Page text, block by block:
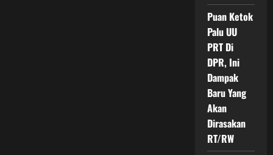
Puan Ketok
Palu UU
PRT Di
DPR, Ini
Dampak
Baru Yang
Akan
Dirasakan
RT/RW